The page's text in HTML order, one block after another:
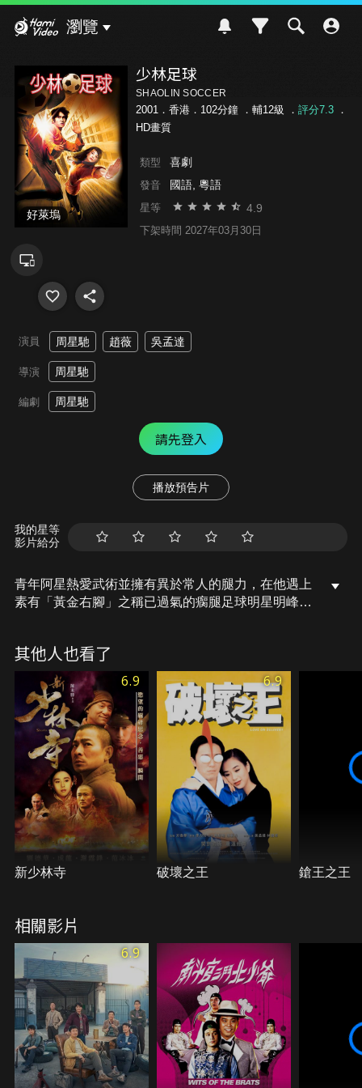
瀏覽
好萊塢
少林足球
SHAOLIN SOCCER
2001．香港．102分鐘 ． 輔12級 ． 評分7.3．
HD畫質
類型 喜劇
發音 國語, 粵語
星等 4.9
下架時間 2027年03月30日
演員 周星馳 趙薇 吳孟達
導演 周星馳
編劇 周星馳
請先登入
播放預告片
我的星等
影片給分
青年阿星熱愛武術並擁有異於常人的腿力，在他遇上
素有「黃金右腳」之稱已過氣的瘸腿足球明星明峰
支「少林隊」，以便參加全國超級盃足球大賽。過程
中，阿星與一名奇醜無比卻能以太極拳法做包子鰻頭
的奇女子阿梅相識。極度缺乏自信的阿梅在阿星千方
百計的鼓舞下，終於嘗試改變自己的人生。此時阿星
和其他足球隊員在比賽中遭遇了前所未有的強勁對手
「魔鬼隊」，他們要如何擊敗強敵、贏得勝利呢？
其他人也看了
6.9
新少林寺
6.9
破壞之王 鎗王之王
相關影片
6.9